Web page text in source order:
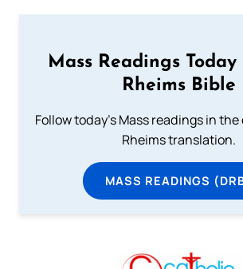
Mass Readings Today
Rheims Bible
Follow today's Mass readings in
Rheims translation.
MASS READINGS